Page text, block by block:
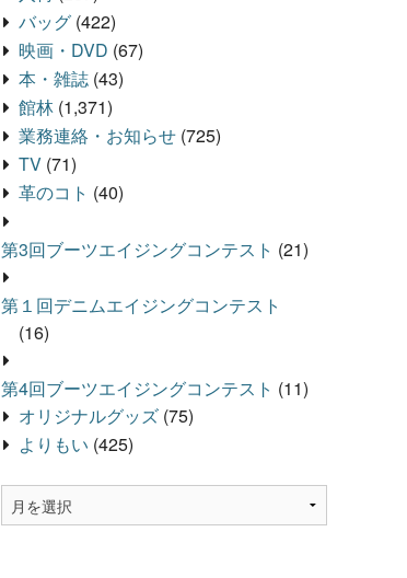
バッグ (422)
映画・DVD (67)
本・雑誌 (43)
館林 (1,371)
業務連絡・お知らせ (725)
TV (71)
革のコト (40)
第3回ブーツエイジングコンテスト (21)
第１回デニムエイジングコンテスト
(16)
第4回ブーツエイジングコンテスト (11)
オリジナルグッズ (75)
よりもい (425)